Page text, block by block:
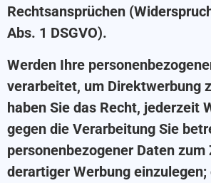
Rechtsansprüchen
Abs. 1 DSGVO).
Werden Ihre
verarbeitet, um Direktwerbung
haben Sie das Recht, jederzeit
gegen die Verarbeitung Sie
personenbezogener Daten zum
derartiger Werbung